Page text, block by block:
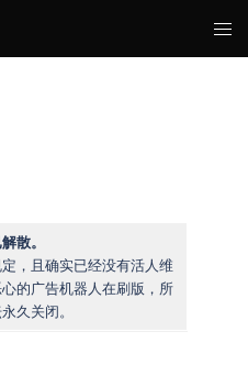
散。
，且确实已经没有活人维
的广告机器人在刷版，所
久关闭。